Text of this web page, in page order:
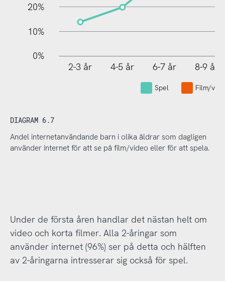
20%
10%
0%
L
2-3 år 4-5 år 6-7 år 8-9 år
Spel Film/
DIAGRAM 6.7
Andel internetanvändande barn i olika åldrar som dagligen
använder internet för att se på film/video eller för att spela.
Under de första åren handlar det nästan helt om
video och korta filmer. Alla 2-åringar som
använder internet (96%) ser på detta och hälften
av 2-åringarna intresserar sig också för spel.